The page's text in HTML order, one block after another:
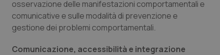
osservazione delle manifestazioni comportamentali e
comunicative e sulle modalità di prevenzione e
gestione dei problemi comportamentali.
Comunicazione, accessibilità e integrazione